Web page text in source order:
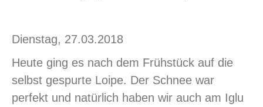
Dienstag, 27.03.2018
Heute ging es nach dem Frühstück auf die
selbst gespurte Loipe. Der Schnee war
perfekt und natürlich haben wir auch am Iglu